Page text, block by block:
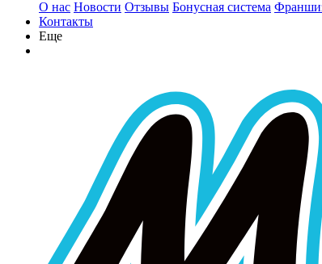
О нас Новости Отзывы Бонусная система
Контакты
Еще